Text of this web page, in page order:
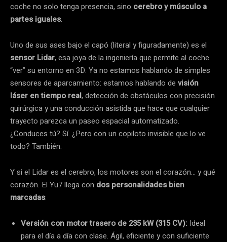
coche no solo tenga presencia, sino cerebro y músculo a
partes iguales.
Uno de sus ases bajo el capó (literal y figuradamente) es el
sensor Lidar, esa joya de la ingeniería que permite al coche
“ver” su entorno en 3D. Ya no estamos hablando de simples
sensores de aparcamiento: estamos hablando de visión
láser en tiempo real, detección de obstáculos con precisión
quirúrgica y una conducción asistida que hace que cualquier
trayecto parezca un paseo espacial automatizado.
¿Conduces tú? Sí. ¿Pero con un copiloto invisible que lo ve
todo? También.
Y si el Lidar es el cerebro, los motores son el corazón… y qué
corazón. El Yu7 llega con dos personalidades bien
marcadas:
Versión con motor trasero de 235 kW (315 CV): Ideal
para el día a día con clase. Ágil, eficiente y con suficiente